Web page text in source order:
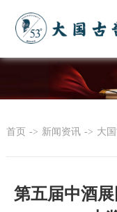
首页 -> 新闻资讯 -> 大
第五届中酒